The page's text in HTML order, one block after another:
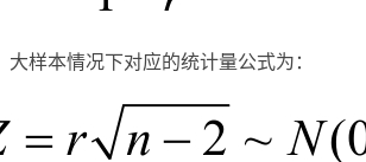
大样本情况下对应的统计量公式为：